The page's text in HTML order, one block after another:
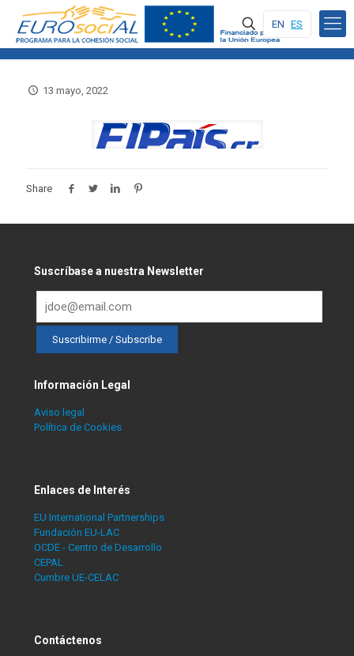
EN ES
13 mayo, 2022
Share
Suscríbase a nuestra Newsletter
Información Legal
Aviso legal
Política de Cookies
Enlaces de Interés
EU International Partnerships
Fundación EU-LAC
OCDE - Centro de Desarrollo
CEPAL
Cumbre UE-CELAC
Contáctenos